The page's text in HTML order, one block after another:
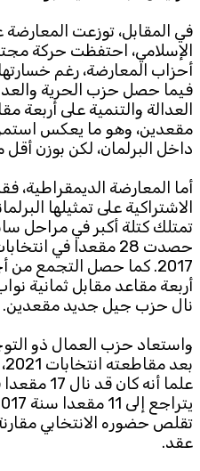
في المقابل، توزعت
الإسلامي، احتفظت حركة
أحزاب المعارضة، رغم
فيما حصل حزب الحرية
العدالة والتنمية على أربعة
مقعدين، وهو ما يعكس
داخل البرلمان، لكن بوزن أقل
أما المعارضة
تمتلك كتلة أكبر في مراحل
2017. كما حصل التجمع من
نال حزب جيل جديد مقعدين.
واستعاد حزب العمال ذو
تقلص حضوره الانتخابي
عقد.